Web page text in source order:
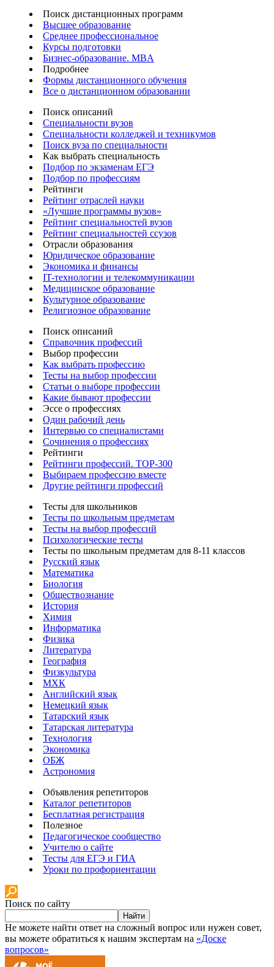
Поиск дистанционных программ
Высшее образование
Среднее профессиональное
Курсы подготовки
Бизнес-образование. MBA
Подробнее
Формы дистанционного обучения
Все о дистанционном образовании
Поиск описаний
Специальности вузов
Специальности колледжей и техникумов
Поиск вуза по специальности
Как выбрать специальность
Подбор по экзаменам ЕГЭ
Подбор по профессиям
Рейтинги
Рейтинг отраслей науки
«Лучшие программы вузов»
Рейтинг специальностей вузов
Рейтинг специальностей ссузов
Отрасли образования
Юридическое образование
Экономика и финансы
IT-технологии и телекоммуникации
Медицинское образование
Культурное образование
Религиозное образование
Поиск описаний
Справочник профессий
Выбор профессии
Как выбрать профессию
Тесты на выбор профессии
Статьи о выборе профессии
Какие бывают профессии
Эссе о профессиях
Один рабочий день
Интервью со специалистами
Сочинения о профессиях
Рейтинги
Рейтинги профессий. TOP-300
Выбираем профессию вместе
Другие рейтинги профессий
Тесты для школьников
Тесты по школьным предметам
Тесты на выбор профессий
Психологические тесты
Тесты по школьным предметам для 8-11 классов
Русский язык
Математика
Биология
Обществознание
История
Химия
Информатика
Физика
Литература
География
Физкультура
МХК
Английский язык
Немецкий язык
Татарский язык
Татарская литература
Технология
Экономика
ОБЖ
Астрономия
Объявления репетиторов
Каталог репетиторов
Бесплатная регистрация
Полезное
Педагогическое сообщество
Учителю о сайте
Тесты для ЕГЭ и ГИА
Уроки по профориентации
Поиск по сайту
Найти
Не можете найти ответ на сложный вопрос или нужен совет,
вы можете обратиться к нашим экспертам на «Доске
вопросов»